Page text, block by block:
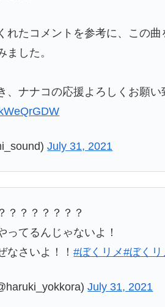
れたコメントを参考に、この
ました。
、ナナコの応援よろしくお願い
July 31, 2021
？？？？？？？
ってるんじゃないよ！
なさいよ！！#ぼくリメ#ぼくリ
July 31, 2021